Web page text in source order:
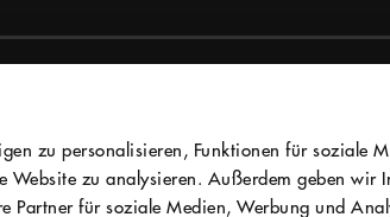
zu personalisieren, Funktionen für soziale
zu analysieren. Außerdem geben wir
Partner für soziale Medien, Werbung und